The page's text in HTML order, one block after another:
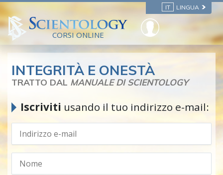
IT LINGUA
CORSI ONLINE
INTEGRITÀ E ONESTÀ
TRATTO DAL MANUALE DI SCIENTOLOGY
Iscriviti usando il tuo indirizzo e-mail: